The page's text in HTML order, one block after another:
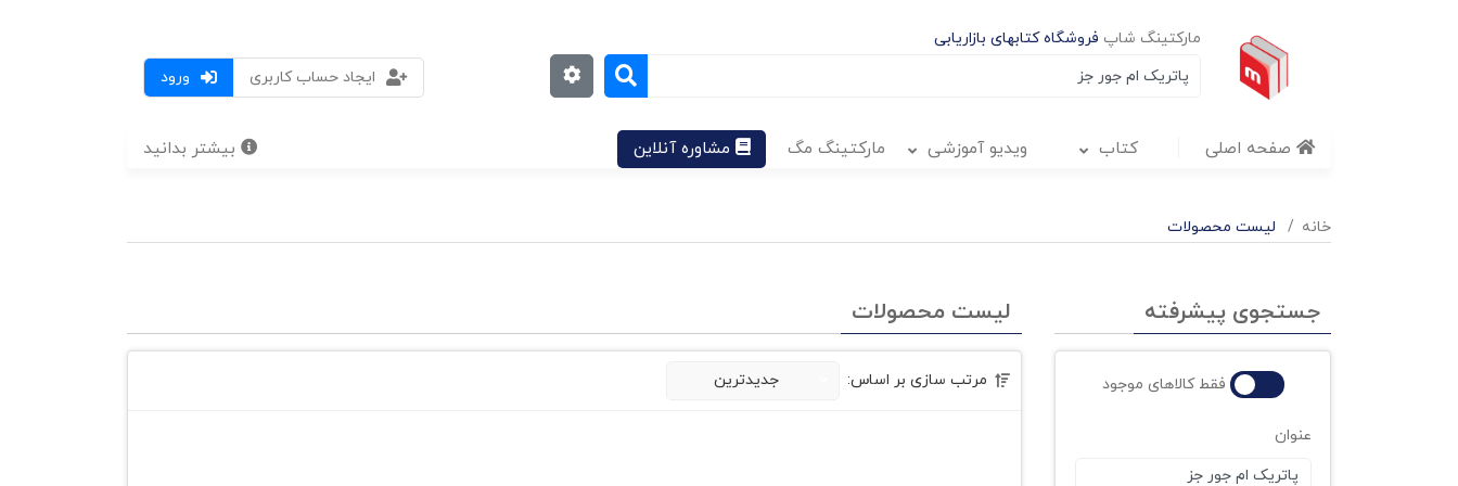
مارکتینگ شاپ فروشگاه کتابهای بازاریابی
ورود
ایجاد حساب کاربری
صفحه اصلی کتاب ویدیو آموزشی مارکتینگ مگ مشاوره آنلاین بیشتر بدانید
خانه لیست محصولات
جستجوی پیشرفته
فقط کالاهای موجود
عنوان
لیست محصولات
مرتب سازی بر اساس: جدیدترین